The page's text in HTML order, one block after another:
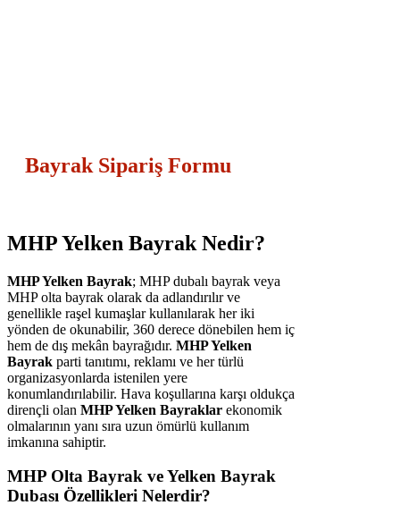
Bayrak Sipariş Formu
MHP Yelken Bayrak Nedir?
MHP Yelken Bayrak; MHP dubalı bayrak veya
MHP olta bayrak olarak da adlandırılır ve
genellikle raşel kumaşlar kullanılarak her iki
yönden de okunabilir, 360 derece dönebilen hem iç
hem de dış mekân bayrağıdır. MHP Yelken
Bayrak parti tanıtımı, reklamı ve her türlü
organizasyonlarda istenilen yere
konumlandırılabilir. Hava koşullarına karşı oldukça
dirençli olan MHP Yelken Bayraklar ekonomik
olmalarının yanı sıra uzun ömürlü kullanım
imkanına sahiptir.
MHP Olta Bayrak ve Yelken Bayrak
Dubası Özellikleri Nelerdir?